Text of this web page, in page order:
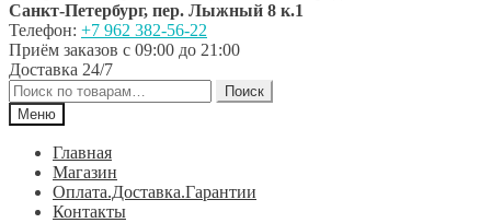
Санкт-Петербург, пер. Лыжный 8 к.1
Телефон: +7 962 382-56-22
Приём заказов с 09:00 до 21:00
Доставка 24/7
Искать:
Поиск
Меню
Главная
Магазин
Оплата.Доставка.Гарантии
Контакты